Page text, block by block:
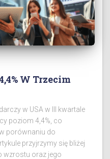
W Trzecim
w USA w III kwartale
poziom 4,4%, co
porównaniu do
przyjrzymy się bliżej
wzrostu oraz jego